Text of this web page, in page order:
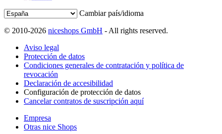
Cambiar país/idioma
© 2010-2026 niceshops GmbH - All rights reserved.
Aviso legal
Protección de datos
Condiciones generales de contratación y política de
revocación
Declaración de accesibilidad
Configuración de protección de datos
Cancelar contratos de suscripción aquí
Empresa
Otras nice Shops